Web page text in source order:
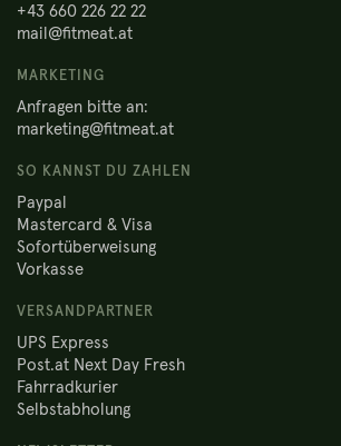
+43 660 226 22 22
mail@fitmeat.at
MARKETING
Anfragen bitte an:
marketing@fitmeat.at
SO KANNST DU ZAHLEN
Paypal
Mastercard & Visa
Sofortüberweisung
Vorkasse
VERSANDPARTNER
UPS Express
Post.at Next Day Fresh
Fahrradkurier
Selbstabholung